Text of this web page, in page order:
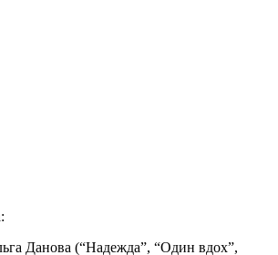
Данова (“Надежда”, “Один вдох”,